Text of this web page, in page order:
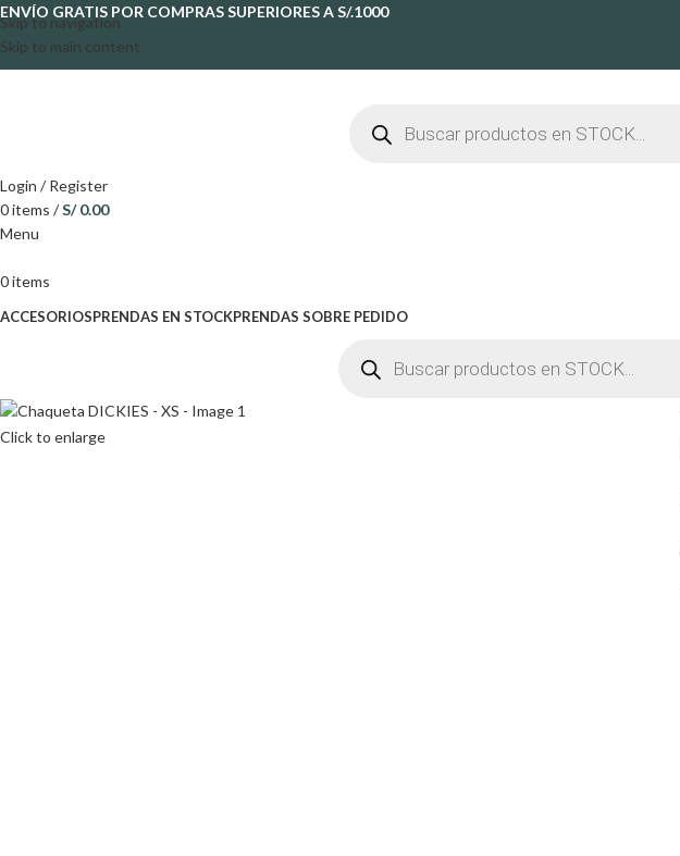
Skip to navigation
Skip to main content
ENVÍO GRATIS POR COMPRAS SUPERIORES A S/.1000
Login / Register
0items /S/0.00
Menu
0items
ACCESORIOSPRENDAS EN STOCKPRENDAS SOBRE PEDIDO
Click to enlarge